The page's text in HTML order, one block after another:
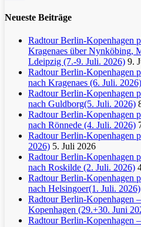
Neueste Beiträge
Radtour Berlin-Kopenhagen
Kragenaes über Nynköbing,
Ldeipzig (7.-9. Juli. 2026) 9.
Radtour Berlin-Kopenhagen
nach Kragenaes (6. Juli. 2026)
Radtour Berlin-Kopenhagen
nach Guldborg(5. Juli. 2026)
Radtour Berlin-Kopenhagen
nach Rönnede (4. Juli. 2026)
Radtour Berlin-Kopenhagen
2026) 5. Juli 2026
Radtour Berlin-Kopenhagen
nach Roskilde (2. Juli. 2026)
Radtour Berlin-Kopenhagen
nach Helsingoer(1. Juli. 2026)
Radtour Berlin-Kopenhagen
Kopenhagen (29.+30. Juni
Radtour Berlin-Kopenhagen